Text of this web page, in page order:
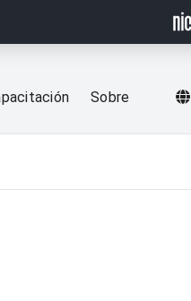
Sobre